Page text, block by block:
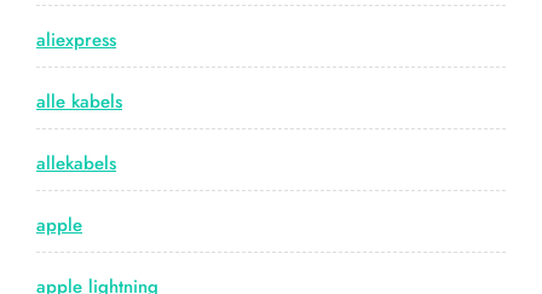
aliexpress
alle kabels
allekabels
apple
apple lightning